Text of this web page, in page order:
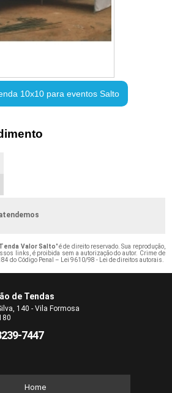
10x10 para eventos Salto
Valor Salto" é de direito reservado. Sua reprodução,
links, é proibida sem a autorização do autor. Crime de
do Código Penal – Lei 9610/98 - Lei de direitos autorais.
de Tendas
140 - Vila Formosa
7447
Home